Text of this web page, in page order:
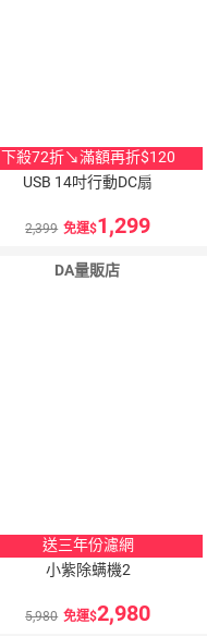
下殺72折↘滿額再折$120
USB 14吋行動DC扇
2,399 免運 1,299
DA量販店
送三年份濾網
小紫除螨機2
5,980 免運 2,980